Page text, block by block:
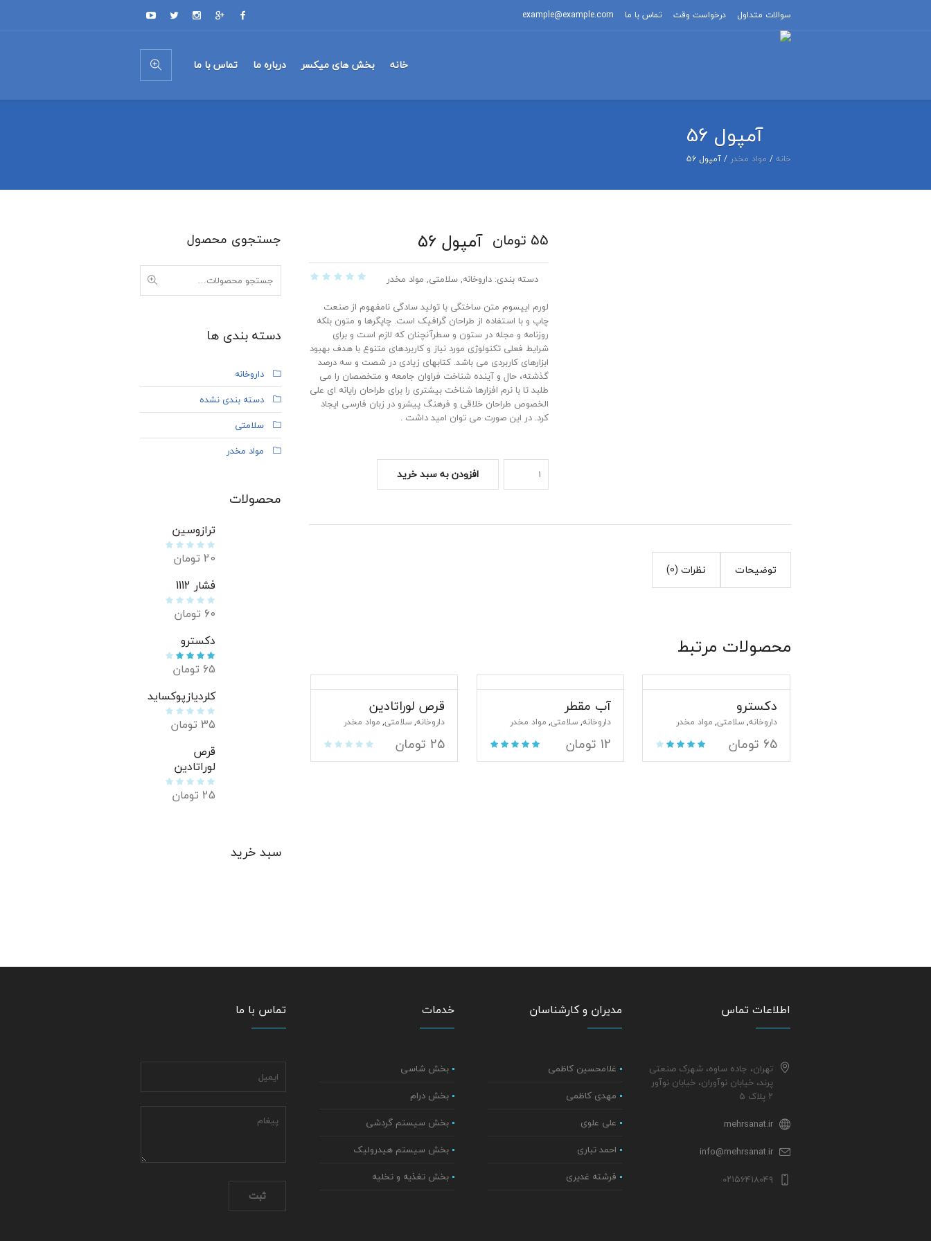
سوالات متداول درخواست وقت تماس با ما example@example.com
خانه بخش های میکسر درباره ما تماس با ما
آمپول 56
خانه/ مواد مخدر / آمپول 56
55 تومان آمپول 56
دسته بندی: داروخانه,سلامتی, مواد مخدر
لورم ایپسوم متن ساختگی با تولید سادگی نامفهوم از صنعت
چاپ و با استفاده از طراحان گرافیک است. چاپگرها و متون بلکه
روزنامه و مجله در ستون و سطرآنچنان که لازم است و برای
شرایط فعلی تکنولوژی مورد نیاز و کاربردهای متنوع با هدف بهبود
ابزارهای کاربردی می باشد. کتابهای زیادی در شصت و سه درصد
گذشته، حال و آینده شناخت فراوان جامعه و متخصصان را می
طلبد تا با نرم افزارها شناخت بیشتری را برای طراحان رایانه ای علی
الخصوص طراحان خلاقی و فرهنگ پیشرو در زبان فارسی ایجاد
کرد. در این صورت می توان امید داشت .
افزودن به سبد خرید
توضیحات نظرات (0)
محصولات مرتبط
دکسترو
داروخانه, سلامتی, مواد مخدر
65 تومان
آب مقطر
داروخانه, سلامتی, مواد مخدر
12 تومان
قرص لوراتادین
داروخانه, سلامتی, مواد مخدر
25 تومان
جستجوی محصول
دسته بندی ها
داروخانه
دسته بندی نشده
سلامتی
مواد مخدر
محصولات
ترازوسین
20 تومان
فشار 1112
60 تومان
دکسترو
65 تومان
کلردیازپوکساید
35 تومان
قرص
لوراتادین
25 تومان
سبد خرید
اطلاعات تماس
تهران، جاده ساوه، شهرک صنعتی
پرند، خیابان نوآوران، خیابان نوآور
۲ پلاک ۵
mehrsanat.ir
info@mehrsanat.ir
۰۲۱۵۶۴۱۸۰۴۹
مدیران و کارشناسان
غلامحسین کاظمی
مهدی کاظمی
علی علوی
احمد تباری
فرشته غدیری
خدمات
بخش شاسی
بخش درام
بخش سیستم گردشی
بخش سیستم هیدرولیک
بخش تغذیه و تخلیه
تماس با ما